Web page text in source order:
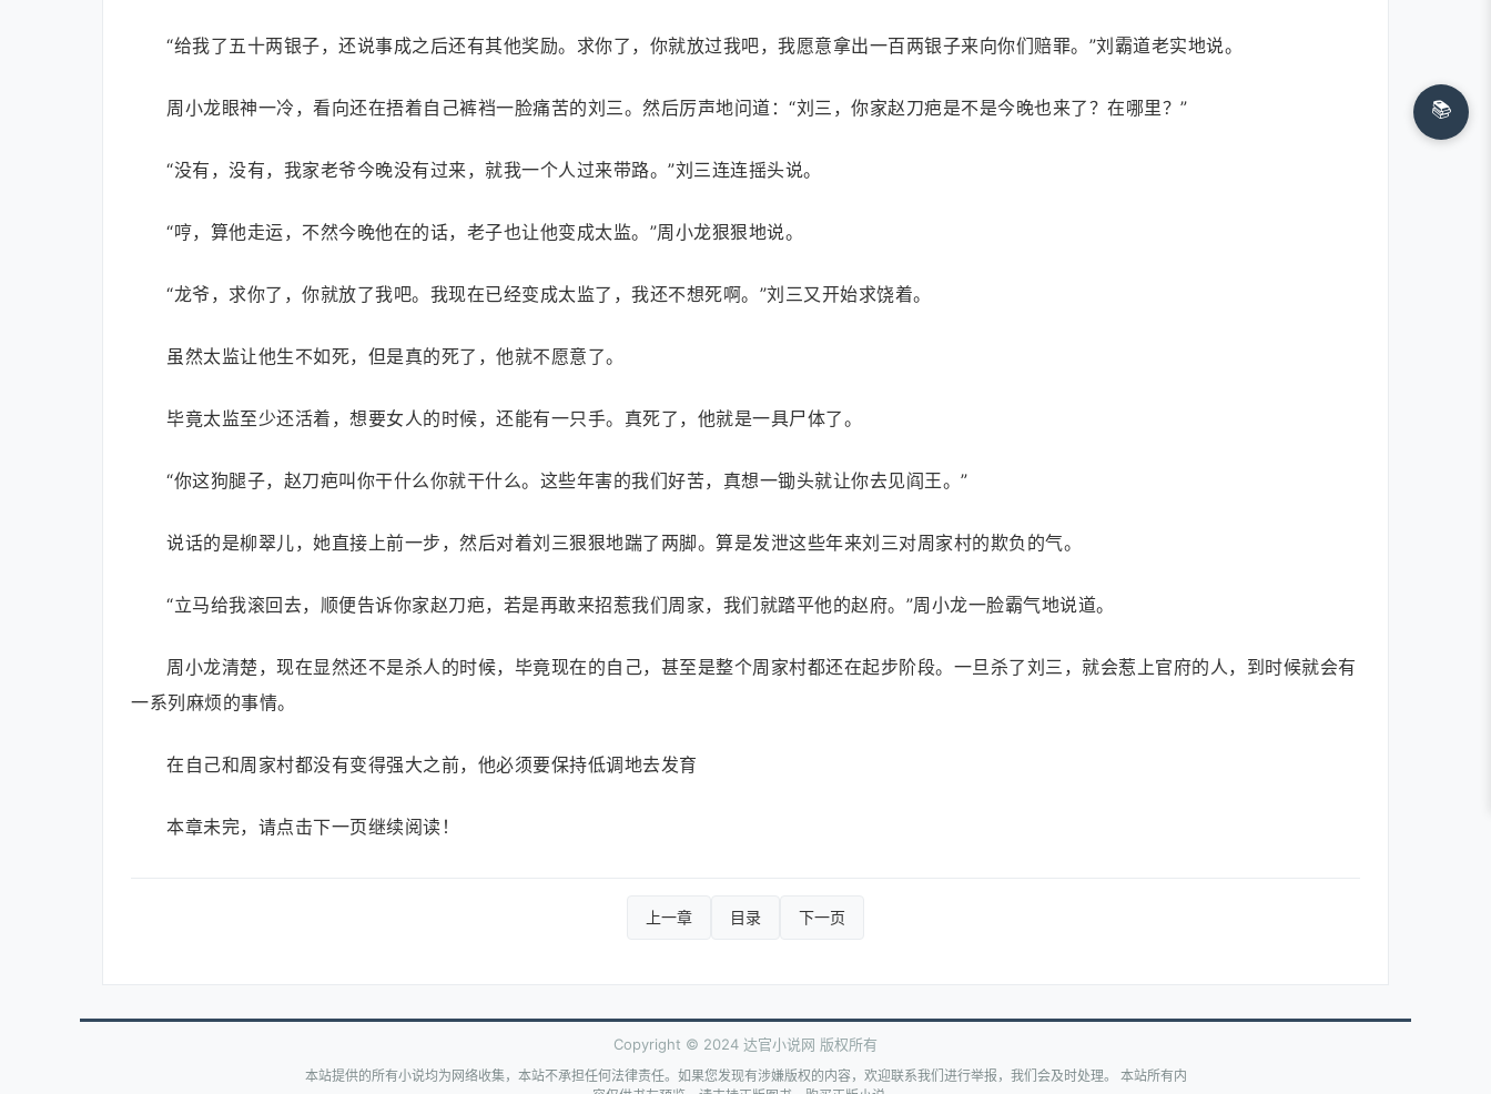
“给我了五十两银子，还说事成之后还有其他奖励。求你了，你就放过我吧，我愿意拿出一百两银子来向你们赔罪。”刘霸道老实地说。
周小龙眼神一冷，看向还在捂着自己裤裆一脸痛苦的刘三。然后厉声地问道：“刘三，你家赵刀疤是不是今晚也来了？在哪里？”
“没有，没有，我家老爷今晚没有过来，就我一个人过来带路。”刘三连连摇头说。
“哼，算他走运，不然今晚他在的话，老子也让他变成太监。”周小龙狠狠地说。
“龙爷，求你了，你就放了我吧。我现在已经变成太监了，我还不想死啊。”刘三又开始求饶着。
虽然太监让他生不如死，但是真的死了，他就不愿意了。
毕竟太监至少还活着，想要女人的时候，还能有一只手。真死了，他就是一具尸体了。
“你这狗腿子，赵刀疤叫你干什么你就干什么。这些年害的我们好苦，真想一锄头就让你去见阎王。”
说话的是柳翠儿，她直接上前一步，然后对着刘三狠狠地踹了两脚。算是发泄这些年来刘三对周家村的欺负的气。
“立马给我滚回去，顺便告诉你家赵刀疤，若是再敢来招惹我们周家，我们就踏平他的赵府。”周小龙一脸霸气地说道。
周小龙清楚，现在显然还不是杀人的时候，毕竟现在的自己，甚至是整个周家村都还在起步阶段。一旦杀了刘三，就会惹上官府的人，到时候就会有
一系列麻烦的事情。
在自己和周家村都没有变得强大之前，他必须要保持低调地去发育
本章未完，请点击下一页继续阅读！
上一章 目录 下一页
📚
Copyright © 2024 达官小说网 版权所有
本站提供的所有小说均为网络收集，本站不承担任何法律责任。如果您发现有涉嫌版权的内容，欢迎联系我们进行举报，我们会及时处理。 本站所有内